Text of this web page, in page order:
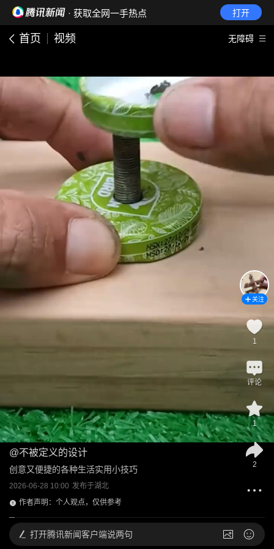
· 获取全网一手热点 打开
首页 视频 无障碍
@不被定义的设计
创意又便捷的各种生活实用小技巧
2026-06-28 10:00 发布于湖北
作者声明：个人观点，仅供参考
关注
1
评论
1
2
打开腾讯新闻客户端说两句